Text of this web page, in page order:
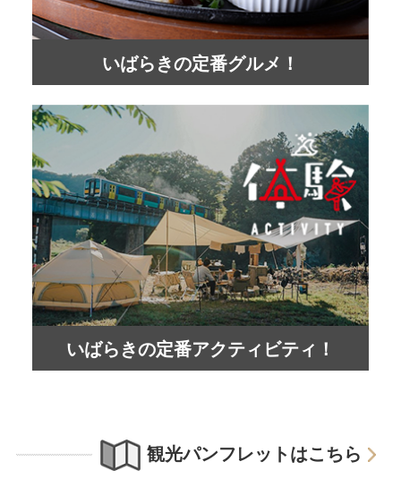
いばらきの定番グルメ！
いばらきの定番アクティビティ！
観光パンフレットはこちら